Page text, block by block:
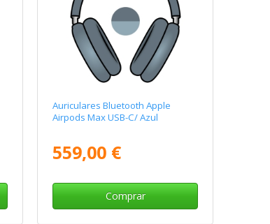
Auriculares Bluetooth Apple
Airpods Max USB-C/ Azul
559,00 €
Comprar